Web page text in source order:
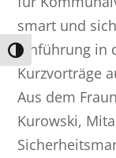
Umschalten auf
smart und
Einführung in
Kurzvorträge
Aus dem
Kurowski,